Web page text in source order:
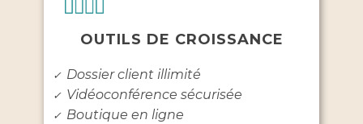
OUTILS DE CROISSANCE
✓ Dossier client illimité
✓ Vidéoconférence sécurisée
✓ Boutique en ligne